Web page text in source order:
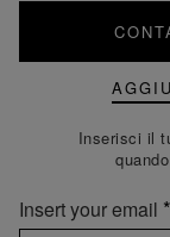
Inserisci il
Insert your email